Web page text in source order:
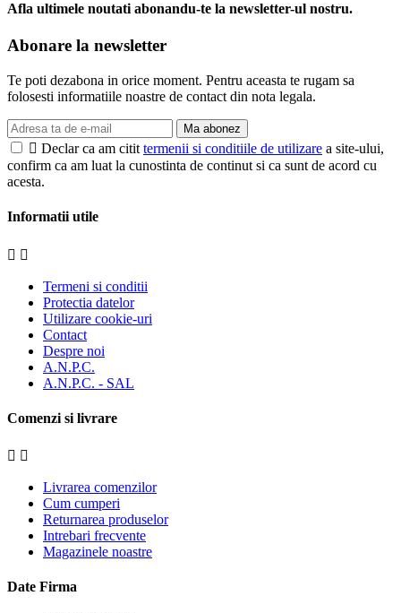
Afla ultimele noutati abonandu-te la newsletter-ul nostru.
Abonare la newsletter
Te poti dezabona in orice moment. Pentru aceasta te rugam sa
folosesti informatiile noastre de contact din nota legala.
Ma abonez
 Declar ca am citit termenii si conditiile de utilizare a site-ului,
confirm ca am luat la cunostinta de continut si ca sunt de acord cu
acesta.
Informatii utile
 
Termeni si conditii
Protectia datelor
Utilizare cookie-uri
Contact
Despre noi
A.N.P.C.
A.N.P.C. - SAL
Comenzi si livrare
 
Livrarea comenzilor
Cum cumperi
Returnarea produselor
Intrebari frecvente
Magazinele noastre
Date Firma